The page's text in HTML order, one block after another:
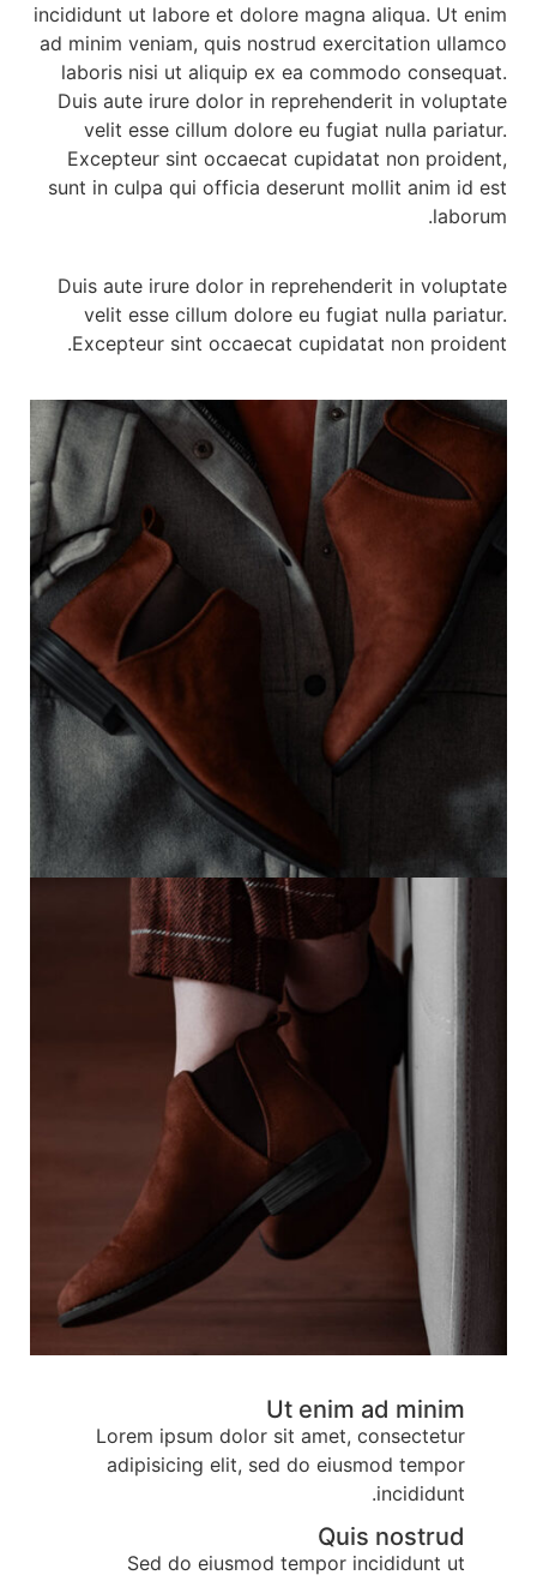
incididunt ut labore et dolore magna aliqua. Ut enim
ad minim veniam, quis nostrud exercitation ullamco
laboris nisi ut aliquip ex ea commodo consequat.
Duis aute irure dolor in reprehenderit in voluptate
velit esse cillum dolore eu fugiat nulla pariatur.
Excepteur sint occaecat cupidatat non proident,
sunt in culpa qui officia deserunt mollit anim id est
laborum.
Duis aute irure dolor in reprehenderit in voluptate
velit esse cillum dolore eu fugiat nulla pariatur.
Excepteur sint occaecat cupidatat non proident.
Ut enim ad minim
Lorem ipsum dolor sit amet, consectetur
adipisicing elit, sed do eiusmod tempor
incididunt.
Quis nostrud
Sed do eiusmod tempor incididunt ut